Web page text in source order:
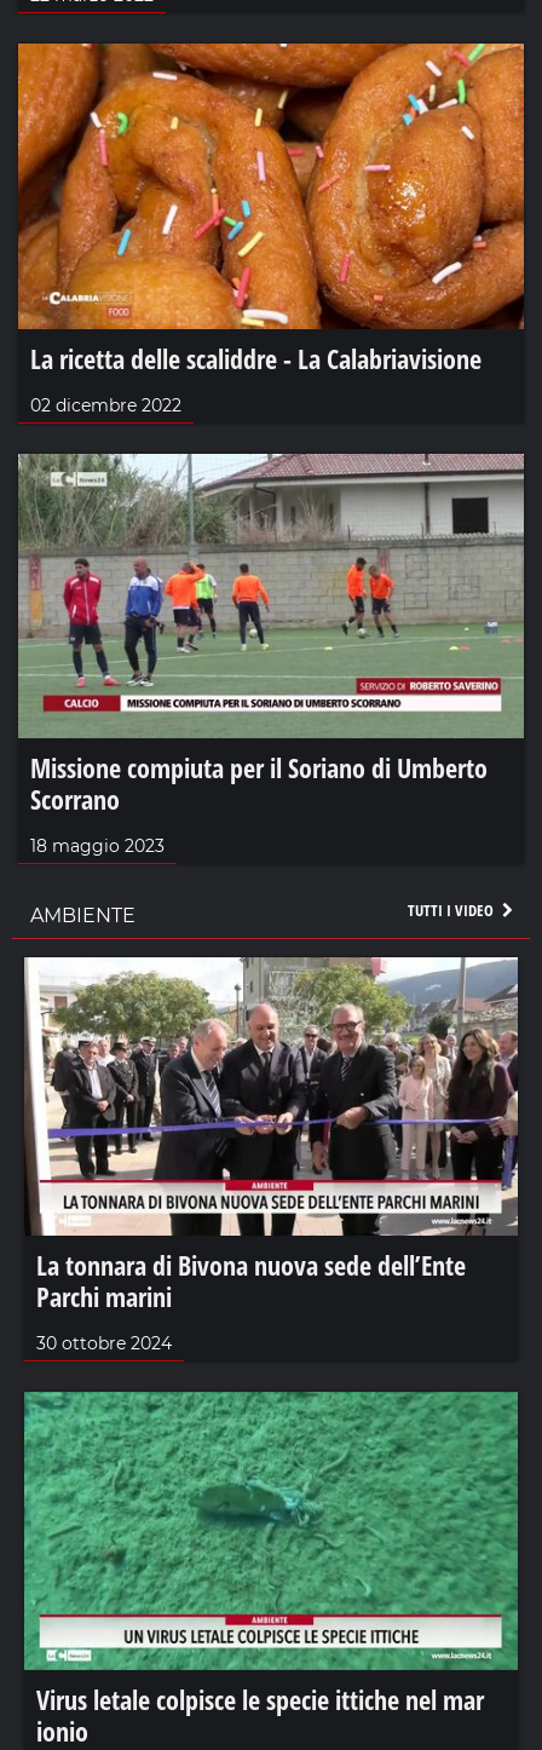
La ricetta delle scaliddre - La Calabriavisione
02 dicembre 2022
Missione compiuta per il Soriano di Umberto
Scorrano
18 maggio 2023
TUTTI I VIDEO
AMBIENTE
La tonnara di Bivona nuova sede dell’Ente
Parchi marini
30 ottobre 2024
Virus letale colpisce le specie ittiche nel mar
ionio